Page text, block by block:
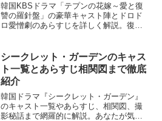
韓国KBSドラマ「テプンの花嫁～愛と復
讐の羅針盤」の豪華キャスト陣とドロド
ロ愛憎劇のあらすじを詳しく解説。復讐
シークレット・ガーデンのキャス
ト一覧とあらすじ相関図まで徹底
紹介
韓国ドラマ『シークレット・ガーデン』
のキャスト一覧やあらすじ、相関図、撮
影秘話まで網羅的に解説。あなたが気に